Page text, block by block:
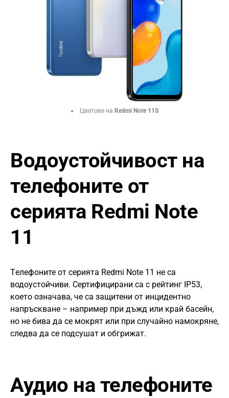
Цветове на Redmi Note 11S
Водоустойчивост на
телефоните от
серията Redmi Note
11
Tелефоните от серията Redmi Note 11 не са
водоустойчиви. Сертифицирани са с рейтинг IP53,
което означава, че са защитени от инцидентно
напръскване – например при дъжд или край басейн,
но не бива да се мокрят или при случайно намокряне,
следва да се подсушат и обгрижат.
Аудио на телефоните